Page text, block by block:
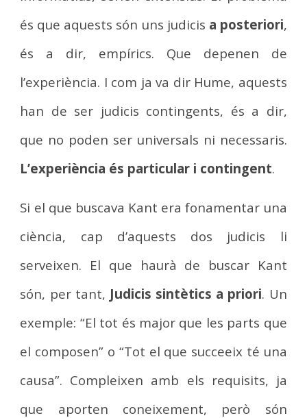
és que aquests són uns judicis a posteriori,
és a dir, empírics. Que depenen de
l’experiència. I com ja va dir Hume, aquests
han de ser judicis contingents, és a dir,
que no poden ser universals ni necessaris.
L’experiència és particular i contingent.
Si el que buscava Kant era fonamentar una
ciència, cap d’aquests dos judicis li
serveixen. El que haurà de buscar Kant
són, per tant, Judicis sintètics a priori. Un
exemple: “El tot és major que les parts que
el composen” o “Tot el que succeeix té una
causa”. Compleixen amb els requisits, ja
que aporten coneixement, però són